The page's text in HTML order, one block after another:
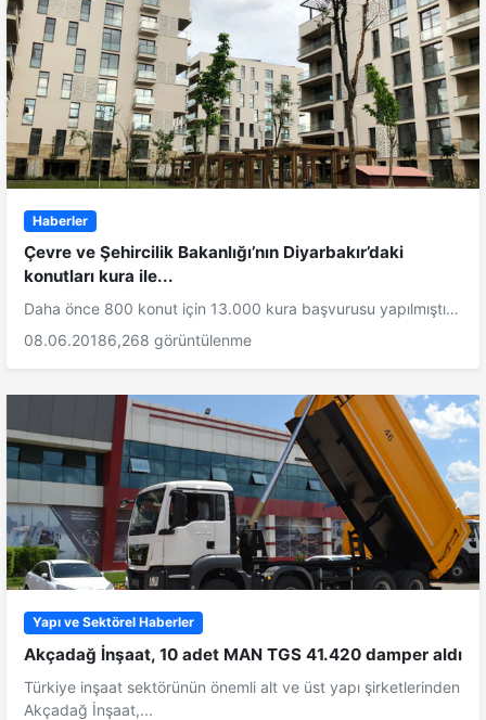
Haberler
Çevre ve Şehircilik Bakanlığı’nın Diyarbakır’daki
konutları kura ile...
Daha önce 800 konut için 13.000 kura başvurusu yapılmıştı…
08.06.20186,268 görüntülenme
Yapı ve Sektörel Haberler
Akçadağ İnşaat, 10 adet MAN TGS 41.420 damper aldı
Türkiye inşaat sektörünün önemli alt ve üst yapı şirketlerinden
Akçadağ İnşaat,...